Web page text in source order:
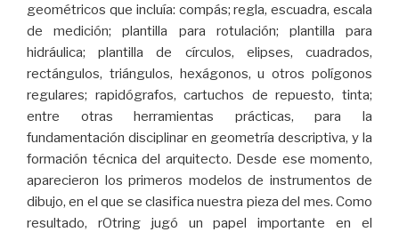
geométricos que incluía: compás; regla, escuadra, escala
de medición; plantilla para rotulación; plantilla para
hidráulica; plantilla de círculos, elipses, cuadrados,
rectángulos, triángulos, hexágonos, u otros polígonos
regulares; rapidógrafos, cartuchos de repuesto, tinta;
entre otras herramientas prácticas, para la
fundamentación disciplinar en geometría descriptiva, y la
formación técnica del arquitecto. Desde ese momento,
aparecieron los primeros modelos de instrumentos de
dibujo, en el que se clasifica nuestra pieza del mes. Como
resultado, rOtring jugó un papel importante en el